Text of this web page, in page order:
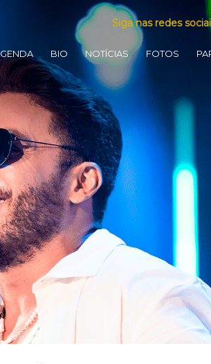
Siga nas redes
BIO NOTÍCIAS FOTOS